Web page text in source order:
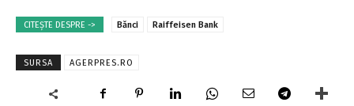
CITEȘTE DESPRE -> Bănci Raiffeisen Bank
SURSA AGERPRES.RO